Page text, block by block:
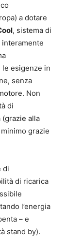
a dotare
, sistema di
esigenze in
senza
Non
di
alla
grazie
di
di ricarica
l’energia
– e
stand by).